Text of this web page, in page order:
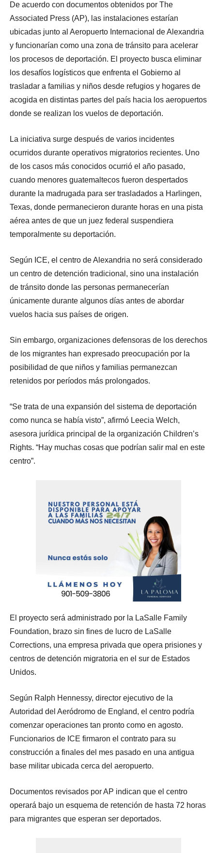
De acuerdo con documentos obtenidos por The
Associated Press (AP), las instalaciones estarían
ubicadas junto al Aeropuerto Internacional de Alexandria
y funcionarían como una zona de tránsito para acelerar
los procesos de deportación. El proyecto busca eliminar
los desafíos logísticos que enfrenta el Gobierno al
trasladar a familias y niños desde refugios y hogares de
acogida en distintas partes del país hacia los aeropuertos
donde se realizan los vuelos de deportación.
La iniciativa surge después de varios incidentes
ocurridos durante operativos migratorios recientes. Uno
de los casos más conocidos ocurrió el año pasado,
cuando menores guatemaltecos fueron despertados
durante la madrugada para ser trasladados a Harlingen,
Texas, donde permanecieron durante horas en una pista
aérea antes de que un juez federal suspendiera
temporalmente su deportación.
Según ICE, el centro de Alexandria no será considerado
un centro de detención tradicional, sino una instalación
de tránsito donde las personas permanecerían
únicamente durante algunos días antes de abordar
vuelos hacia sus países de origen.
Sin embargo, organizaciones defensoras de los derechos
de los migrantes han expresado preocupación por la
posibilidad de que niños y familias permanezcan
retenidos por períodos más prolongados.
“Se trata de una expansión del sistema de deportación
como nunca se había visto”, afirmó Leecia Welch,
asesora jurídica principal de la organización Children’s
Rights. “Hay muchas cosas que podrían salir mal en este
centro”.
El proyecto será administrado por la LaSalle Family
Foundation, brazo sin fines de lucro de LaSalle
Corrections, una empresa privada que opera prisiones y
centros de detención migratoria en el sur de Estados
Unidos.
Según Ralph Hennessy, director ejecutivo de la
Autoridad del Aeródromo de England, el centro podría
comenzar operaciones tan pronto como en agosto.
Funcionarios de ICE firmaron el contrato para su
construcción a finales del mes pasado en una antigua
base militar ubicada cerca del aeropuerto.
Documentos revisados por AP indican que el centro
operará bajo un esquema de retención de hasta 72 horas
para migrantes que esperan ser deportados.